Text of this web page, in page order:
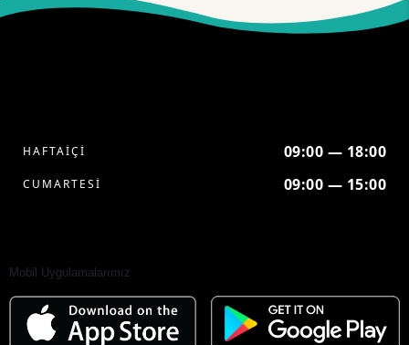
HAFTAİÇİ 09:00 — 18:00
CUMARTESİ 09:00 — 15:00
Mobil Uygulamalarımız